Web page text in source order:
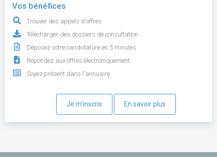
Vos bénéfices
Trouver des appels d'offres
Télécharger des dossiers de consultation
Déposez votre candidature en 5 minutes
Répondez aux offres électroniquement
Soyez présent dans l'annuaire
Je m'inscris En savoir plus